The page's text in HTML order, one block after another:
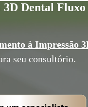
Dental
à Impressão
seu consultório.